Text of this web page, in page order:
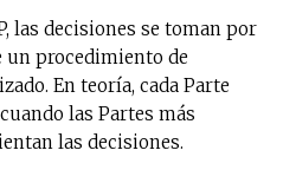
las decisiones se toman por
un procedimiento de
En teoría, cada Parte
las Partes más
las decisiones.